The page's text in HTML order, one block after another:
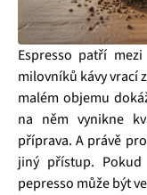
Espresso patří
milovníků kávy vrací
malém objemu
na něm vynikne
příprava. A právě
jiný přístup.
pepresso může být